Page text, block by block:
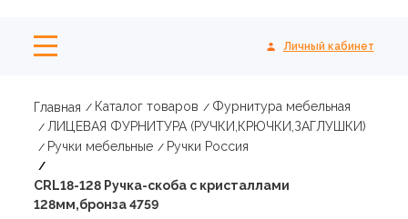
Личный кабинет
Главная Каталог товаров
Фурнитура мебельная
ЛИЦЕВАЯ ФУРНИТУРА (РУЧКИ,КРЮЧКИ,ЗАГЛУШКИ)
Ручки мебельные
Ручки Россия
CRL18-128 Ручка-скоба с кристаллами
128мм,бронза 4759